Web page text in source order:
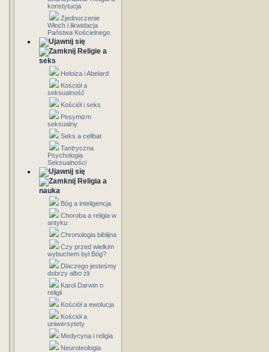
konstytucja
Zjednoczenie
Włoch i likwidacja
Państwa Kościelnego
Religie a
seks
Heloiza i Abelard
Kościół a
seksualność
Kościół i seks
Pesymizm
seksualny
Seks a celibat
Tantryczna
Psychologia
Seksualności
Religia a
nauka
Bóg a inteligencja
Choroba a religia w
antyku
Chronologia biblijna
Czy przed wielkim
wybuchem był Bóg?
Dlaczego jesteśmy
dobrzy albo źli
Karol Darwin o
religii
Kościół a ewolucja
Kościół a
uniwersytety
Medycyna i religia
Neuroteologia